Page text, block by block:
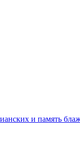
и память